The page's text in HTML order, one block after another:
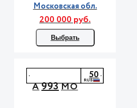
Московская обл.
200 000 руб.
Выбрать
А993МО
50